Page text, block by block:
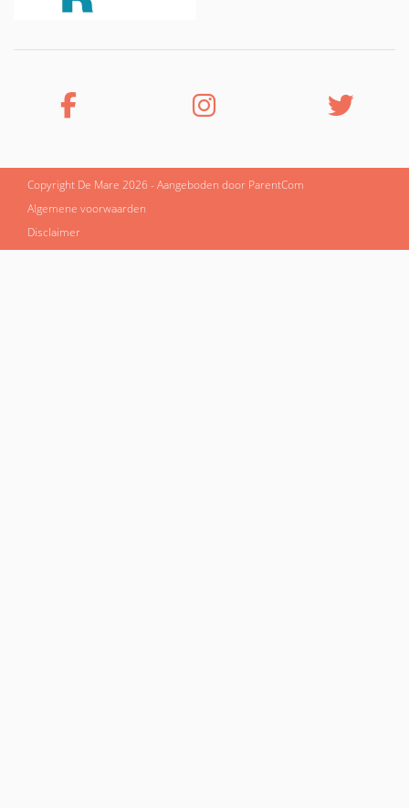
Copyright De Mare 2026 - Aangeboden door ParentCom
Algemene voorwaarden
Disclaimer